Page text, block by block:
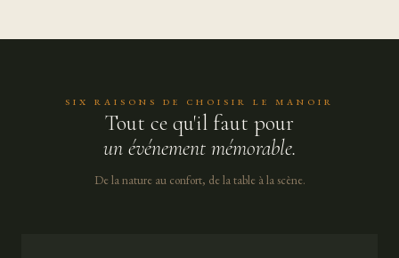
SIX RAISONS DE CHOISIR LE MANOIR
Tout ce qu'il faut pour
un événement mémorable.
De la nature au confort, de la table à la scène.